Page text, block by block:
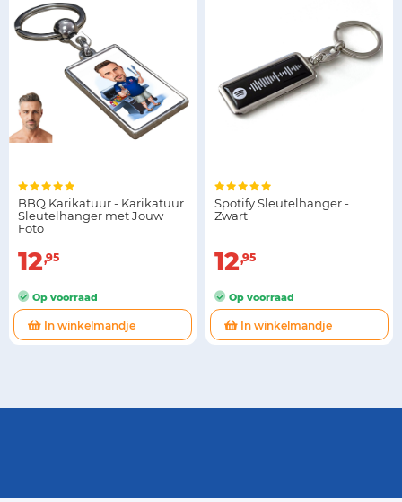
BBQ Karikatuur - Karikatuur
Sleutelhanger met Jouw
Foto
12 95
Op voorraad
In winkelmandje
Spotify Sleutelhanger -
Zwart
12 95
Op voorraad
In winkelmandje